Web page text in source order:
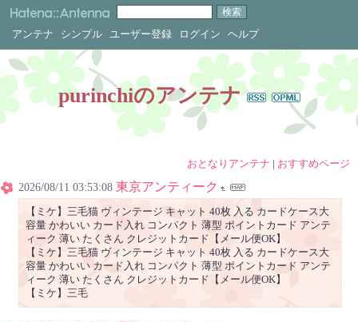
アンテナ シンプル ユーザー登録 ログイン ヘルプ
purinchiのアンテナ
おとなりアンテナ | おすすめページ
2026/08/11 03:53:08 東京アンティーク
【ミケ】三毛猫 ヴィンテージ キャット 40枚 入る カードケース大
容量 かわいい カード入れ コンパクト 薄型 ポイントカード アンテ
ィーク 薄い たくさん クレジットカード【メール便OK】
【ミケ】三毛猫 ヴィンテージ キャット 40枚 入る カードケース大
容量 かわいい カード入れ コンパクト 薄型 ポイントカード アンテ
ィーク 薄い たくさん クレジットカード【メール便OK】
【ミケ】三毛